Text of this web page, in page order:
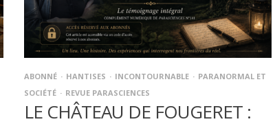
ABONNÉ HANTISES INCONTOURNABLE
PARANORMAL ET
SOCIÉTÉ
REVUE PARASCIENCES
LE CHÂTEAU DE FOUGERET :